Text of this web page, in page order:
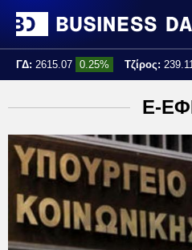
ΓΔ: 2615.07 0.25% Τζίρος:
E-